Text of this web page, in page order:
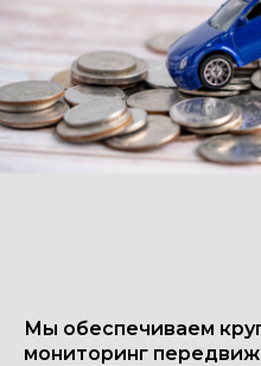
Мы обеспечиваем
мониторинг